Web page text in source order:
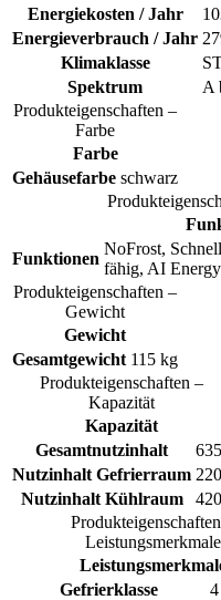
Energiekosten / Jahr
Energieverbrauch / Jahr
Klimaklasse
Spektrum
A
Produkteigenschaften –
Farbe
Farbe
Gehäusefarbe schwarz
Funktionen
NoFrost,
fähig, AI
Produkteigenschaften –
Gewicht
Gewicht
Gesamtgewicht 115 kg
Produkteigenschaften –
Kapazität
Kapazität
Gesamtnutzinhalt
Nutzinhalt Gefrierraum
Nutzinhalt Kühlraum
Leistungsmerkmale
Gefrierklasse